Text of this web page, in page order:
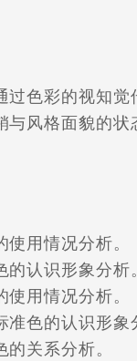
色彩的视知觉
风格面貌的状
用情况分析。
认识形象分析。
用情况分析。
色的认识形象
关系分析。